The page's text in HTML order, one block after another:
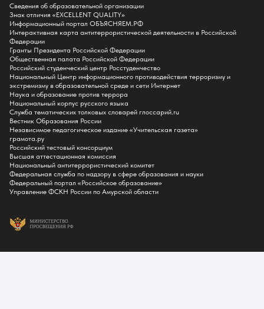
Поступление
Приемная комиссия
Поступай в БГПУ
Специальности и направления
Списки поступающих
Приказы о зачислении
Полезные материалы
Общежитие
Информация о целевом обучении
Обркредит в СПО
Бакалавриат
Магистратура
Аспирантура
СПО
Правила приема на Бакалавриат
Правила приема на Магистратуру
Правила приема на СПО
Обучение
Справка для получения налогового вычета
Кванториум
Сведения об образовательной организации
Знак отличия «EXCELLENT QUALITY»
Информационный портал ОБЪЯСНЯЕМ.РФ
Интерактивная карта антитеррористической деятельности в Российской
Федерации
Гранты Президента Российской Федерации
Общественная палата Российской Федерации
Российский студенческий центр Росстуденчество
Национальный Центр информационного противодействия терроризму и
экстремизму в образовательной среде и сети Интернет
Наука и образование против террора
Национальный корпус русского языка
Служба тематических толковых словарей глоссарий.ru
Вестник Образования России
Независимое педагогическое издание «Учительская газета»
грамота.ру
Российский тестовый консорциум
Высшая аттестационная комиссия
Национальный антитеррористический комитет
Федеральная служба по надзору в сфере образования и науки
Федеральный портал «Российское образование»
Управление ФСКН России по Амурской области